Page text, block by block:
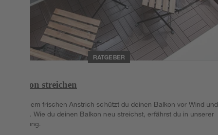
RATGEBER
Balkon streichen
Mit einem frischen Anstrich schützt du deinen Balkon vor Wind und
Wetter. Wie du deinen Balkon neu streichst, erfährst du in unserer
Anleitung.